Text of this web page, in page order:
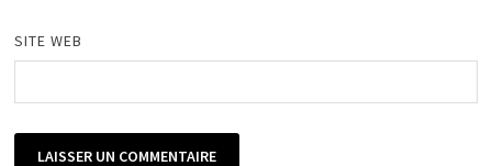
SITE WEB